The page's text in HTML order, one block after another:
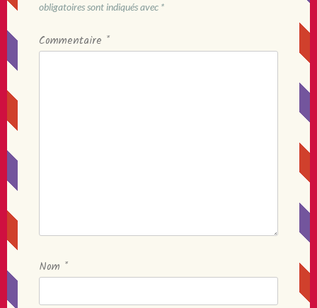
obligatoires sont indiqués avec *
Commentaire *
Nom *